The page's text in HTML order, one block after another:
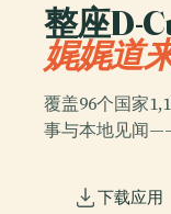
整座D-
娓娓道来
覆盖96个国家
事与本地见闻
下载应用